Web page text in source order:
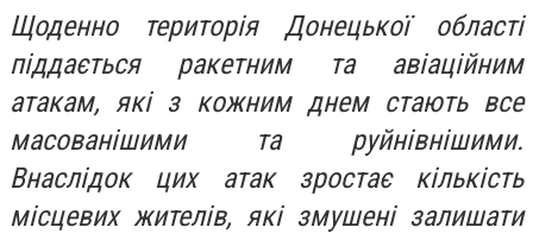
Щоденно територія Донецької області
піддається ракетним та авіаційним
атакам, які з кожним днем стають все
масованішими та руйнівнішими.
Внаслідок цих атак зростає кількість
місцевих жителів, які змушені залишати